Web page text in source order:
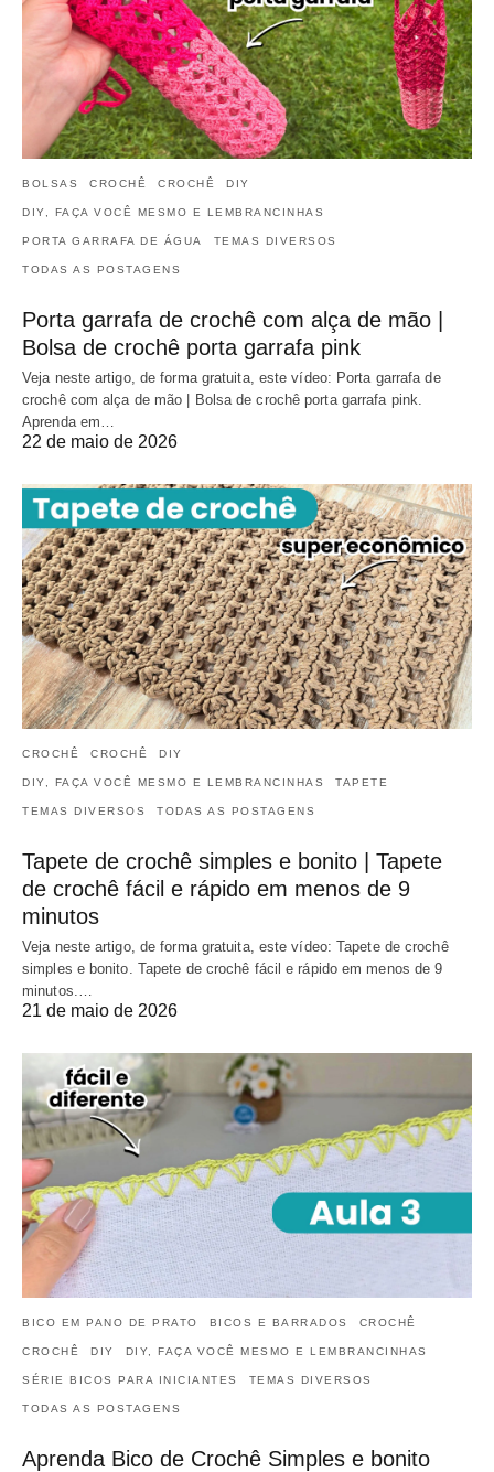
BOLSAS CROCHÊ CROCHÊ DIY
DIY, FAÇA VOCÊ MESMO E LEMBRANCINHAS
PORTA GARRAFA DE ÁGUA TEMAS DIVERSOS
TODAS AS POSTAGENS
Porta garrafa de crochê com alça de mão |
Bolsa de crochê porta garrafa pink
Veja neste artigo, de forma gratuita, este vídeo: Porta garrafa de
crochê com alça de mão | Bolsa de crochê porta garrafa pink.
Aprenda em…
22 de maio de 2026
CROCHÊ CROCHÊ DIY
DIY, FAÇA VOCÊ MESMO E LEMBRANCINHAS TAPETE
TEMAS DIVERSOS TODAS AS POSTAGENS
Tapete de crochê simples e bonito | Tapete
de crochê fácil e rápido em menos de 9
minutos
Veja neste artigo, de forma gratuita, este vídeo: Tapete de crochê
simples e bonito. Tapete de crochê fácil e rápido em menos de 9
minutos.…
21 de maio de 2026
BICO EM PANO DE PRATO BICOS E BARRADOS CROCHÊ
CROCHÊ DIY DIY, FAÇA VOCÊ MESMO E LEMBRANCINHAS
SÉRIE BICOS PARA INICIANTES TEMAS DIVERSOS
TODAS AS POSTAGENS
Aprenda Bico de Crochê Simples e bonito